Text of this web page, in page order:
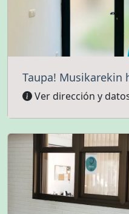
Taupa! Musikarekin
Ver dirección y